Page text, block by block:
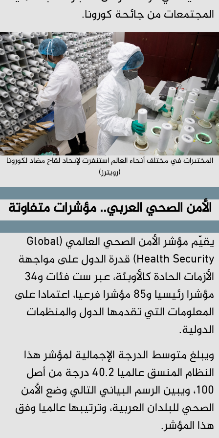
المجتمعات من جائحة كورونا.
المختبرات في مختلف أنحاء العالم استنفرت لإيجاد لقاح مضاد لكورونا
(رويترز)
الأمن الصحي العربي.. مؤشرات متفاوتة
يقيّم مؤشر الأمن الصحي العالمي (Global
Health Security) قدرة الدول على مواجهة
الأزمات الحادة كالأوبئة، عبر ست فئات و34
مؤشرا رئيسيا و85 مؤشرا فرعيا، اعتمادا على
المعلومات التي تقدمها الدول والمنظمات
الدولية.
ويبلغ متوسط الدرجة الإجمالية لمؤشر هذا
النظام المنسق عالميا 40.2 درجة من أصل
100، ويبين الرسم البياني التالي وضع الأمن
الصحي للبلدان العربية، وترتيبها عالميا وفق
هذا المؤشر.